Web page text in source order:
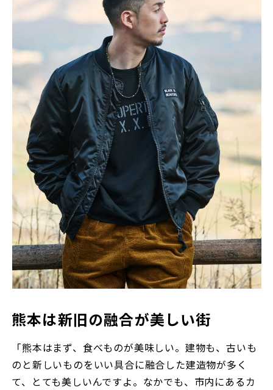
熊本は新旧の融合が美しい街
「熊本はまず、食べものが美味しい。建物も、古いも
のと新しいものをいい具合に融合した建造物が多く
て、とても美しいんですよ。なかでも、市内にあるカ